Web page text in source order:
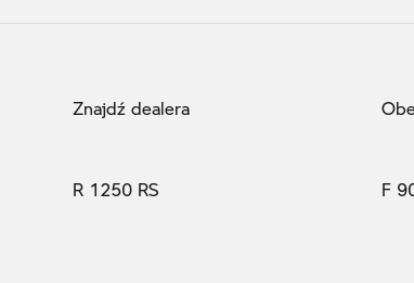
Znajdź dealera
R 1250 RS
F